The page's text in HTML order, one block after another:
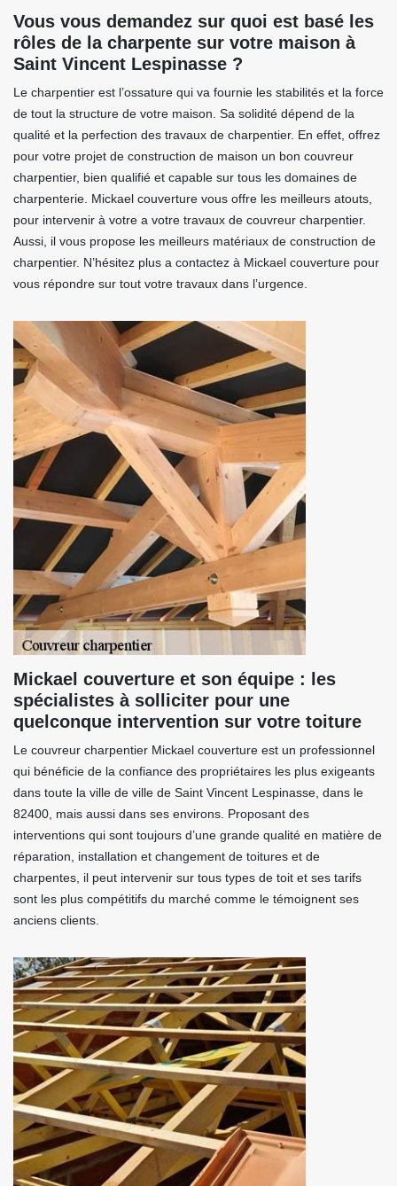
Vous vous demandez sur quoi est basé les
rôles de la charpente sur votre maison à
Saint Vincent Lespinasse ?
Le charpentier est l’ossature qui va fournie les stabilités et la force
de tout la structure de votre maison. Sa solidité dépend de la
qualité et la perfection des travaux de charpentier. En effet, offrez
pour votre projet de construction de maison un bon couvreur
charpentier, bien qualifié et capable sur tous les domaines de
charpenterie. Mickael couverture vous offre les meilleurs atouts,
pour intervenir à votre a votre travaux de couvreur charpentier.
Aussi, il vous propose les meilleurs matériaux de construction de
charpentier. N’hésitez plus a contactez à Mickael couverture pour
vous répondre sur tout votre travaux dans l’urgence.
Mickael couverture et son équipe : les
spécialistes à solliciter pour une
quelconque intervention sur votre toiture
Le couvreur charpentier Mickael couverture est un professionnel
qui bénéficie de la confiance des propriétaires les plus exigeants
dans toute la ville de ville de Saint Vincent Lespinasse, dans le
82400, mais aussi dans ses environs. Proposant des
interventions qui sont toujours d’une grande qualité en matière de
réparation, installation et changement de toitures et de
charpentes, il peut intervenir sur tous types de toit et ses tarifs
sont les plus compétitifs du marché comme le témoignent ses
anciens clients.